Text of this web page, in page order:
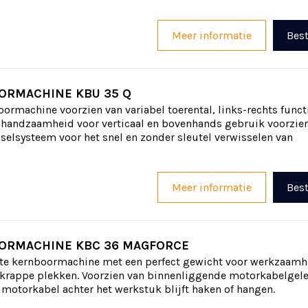
Meer informatie
KBU 35 Q
voorzien van variabel toerental, links-rechts
voor verticaal en bovenhands gebruik
voor het snel en zonder sleutel verwisselen van
Meer informatie
KBC 36 MAGFORCE
kernboormachine met een perfect gewicht voor
plekken. Voorzien van binnenliggende
achter het werkstuk blijft haken of hangen.